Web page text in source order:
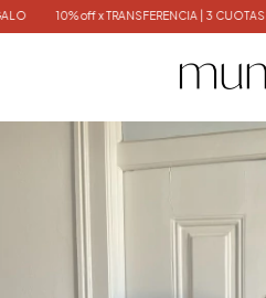
off x TRANSFERENCIA | 3 CUOTAS SIN INTERES